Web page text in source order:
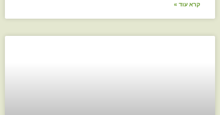
קרא עוד »